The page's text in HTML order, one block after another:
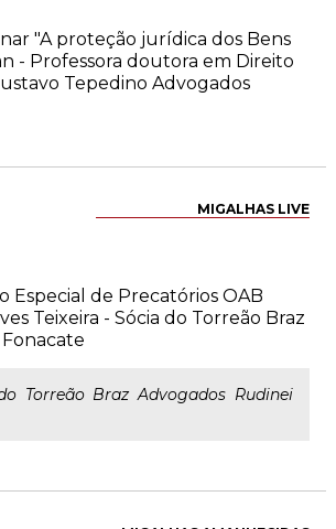
"A proteção jurídica dos Bens
- Professora doutora em Direito
Tepedino Advogados
MIGALHAS LIVE
Especial de Precatórios OAB
Teixeira - Sócia do Torreão Braz
Torreão Braz Advogados Rudinei